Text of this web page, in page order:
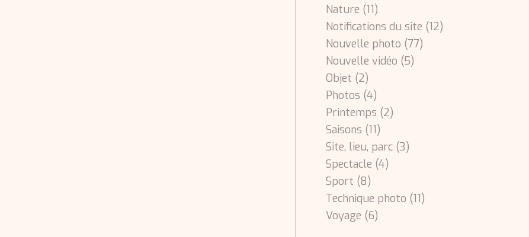
Nature (11)
Notifications du site (12)
Nouvelle photo (77)
Nouvelle vidéo (5)
Objet (2)
Photos (4)
Printemps (2)
Saisons (11)
Site, lieu, parc (3)
Spectacle (4)
Sport (8)
Technique photo (11)
Voyage (6)